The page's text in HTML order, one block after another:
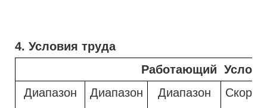
4. Условия труда
Работающий
Диапазон
Диапазон
Диапазон